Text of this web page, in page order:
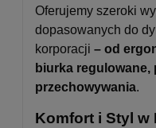
Oferujemy szeroki
dopasowanych do
korporacji – od
biurka
przechowywania.
Komfort i Styl w